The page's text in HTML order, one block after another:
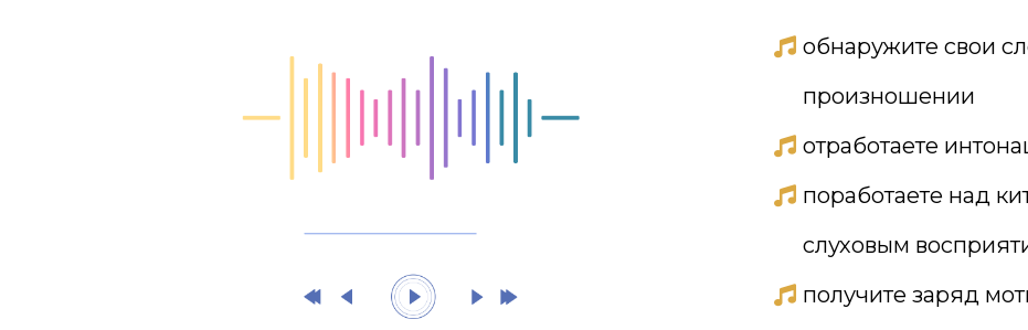
обнаружите свои
произношении
отработаете
поработаете над
слуховым
получите заряд